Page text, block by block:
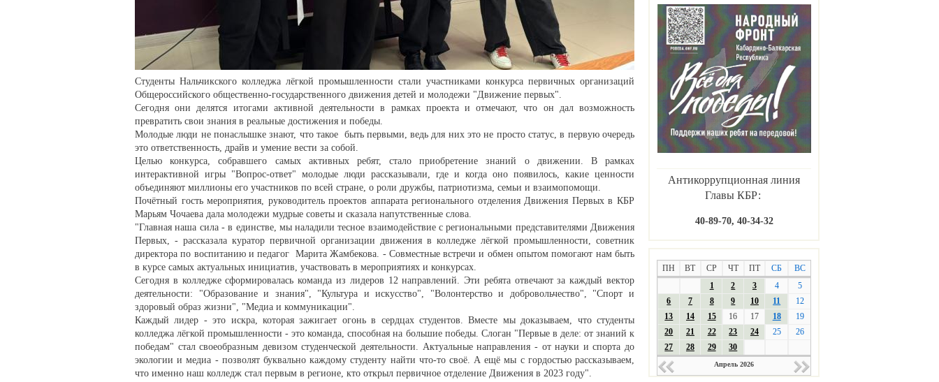
Антикоррупционная линия
Главы КБР:
40-89-70, 40-34-32
ПН ВТ СР ЧТ ПТ СБ
ВС
1
2 3 4
5
6
7 8 9 10 11
12
13
14 15 16 17 18
19
20
21 22 23 24 25
26
27
28 29 30
Апрель 2026
Студенты Нальчикского колледжа лёгкой промышленности стали участниками конкурса первичных организаций
Общероссийского общественно-государственного движения детей и молодежи "Движение первых".
Сегодня они делятся итогами активной деятельности в рамках проекта и отмечают, что он дал возможность
превратить свои знания в реальные достижения и победы.
Молодые люди не понаслышке знают, что такое быть первыми, ведь для них это не просто статус, в первую очередь
это ответственность, драйв и умение вести за собой.
Целью конкурса, собравшего самых активных ребят, стало приобретение знаний о движении. В рамках
интерактивной игры "Вопрос-ответ" молодые люди рассказывали, где и когда оно появилось, какие ценности
объединяют миллионы его участников по всей стране, о роли дружбы, патриотизма, семьи и взаимопомощи.
Почётный гость мероприятия, руководитель проектов аппарата регионального отделения Движения Первых в КБР
Марьям Чочаева дала молодежи мудрые советы и сказала напутственные слова.
"Главная наша сила - в единстве, мы наладили тесное взаимодействие с региональными представителями Движения
Первых, - рассказала куратор первичной организации движения в колледже лёгкой промышленности, советник
директора по воспитанию и педагог Марита Жамбекова. - Совместные встречи и обмен опытом помогают нам быть
в курсе самых актуальных инициатив, участвовать в мероприятиях и конкурсах.
Сегодня в колледже сформировалась команда из лидеров 12 направлений. Эти ребята отвечают за каждый вектор
деятельности: "Образование и знания", "Культура и искусство", "Волонтерство и добровольчество", "Спорт и
здоровый образ жизни", "Медиа и коммуникации".
Каждый лидер - это искра, которая зажигает огонь в сердцах студентов. Вместе мы доказываем, что студенты
колледжа лёгкой промышленности - это команда, способная на большие победы. Слоган "Первые в деле: от знаний к
победам" стал своеобразным девизом студенческой деятельности. Актуальные направления - от науки и спорта до
экологии и медиа - позволят буквально каждому студенту найти что-то своё. А ещё мы с гордостью рассказываем,
что именно наш колледж стал первым в регионе, кто открыл первичное отделение Движения в 2023 году".